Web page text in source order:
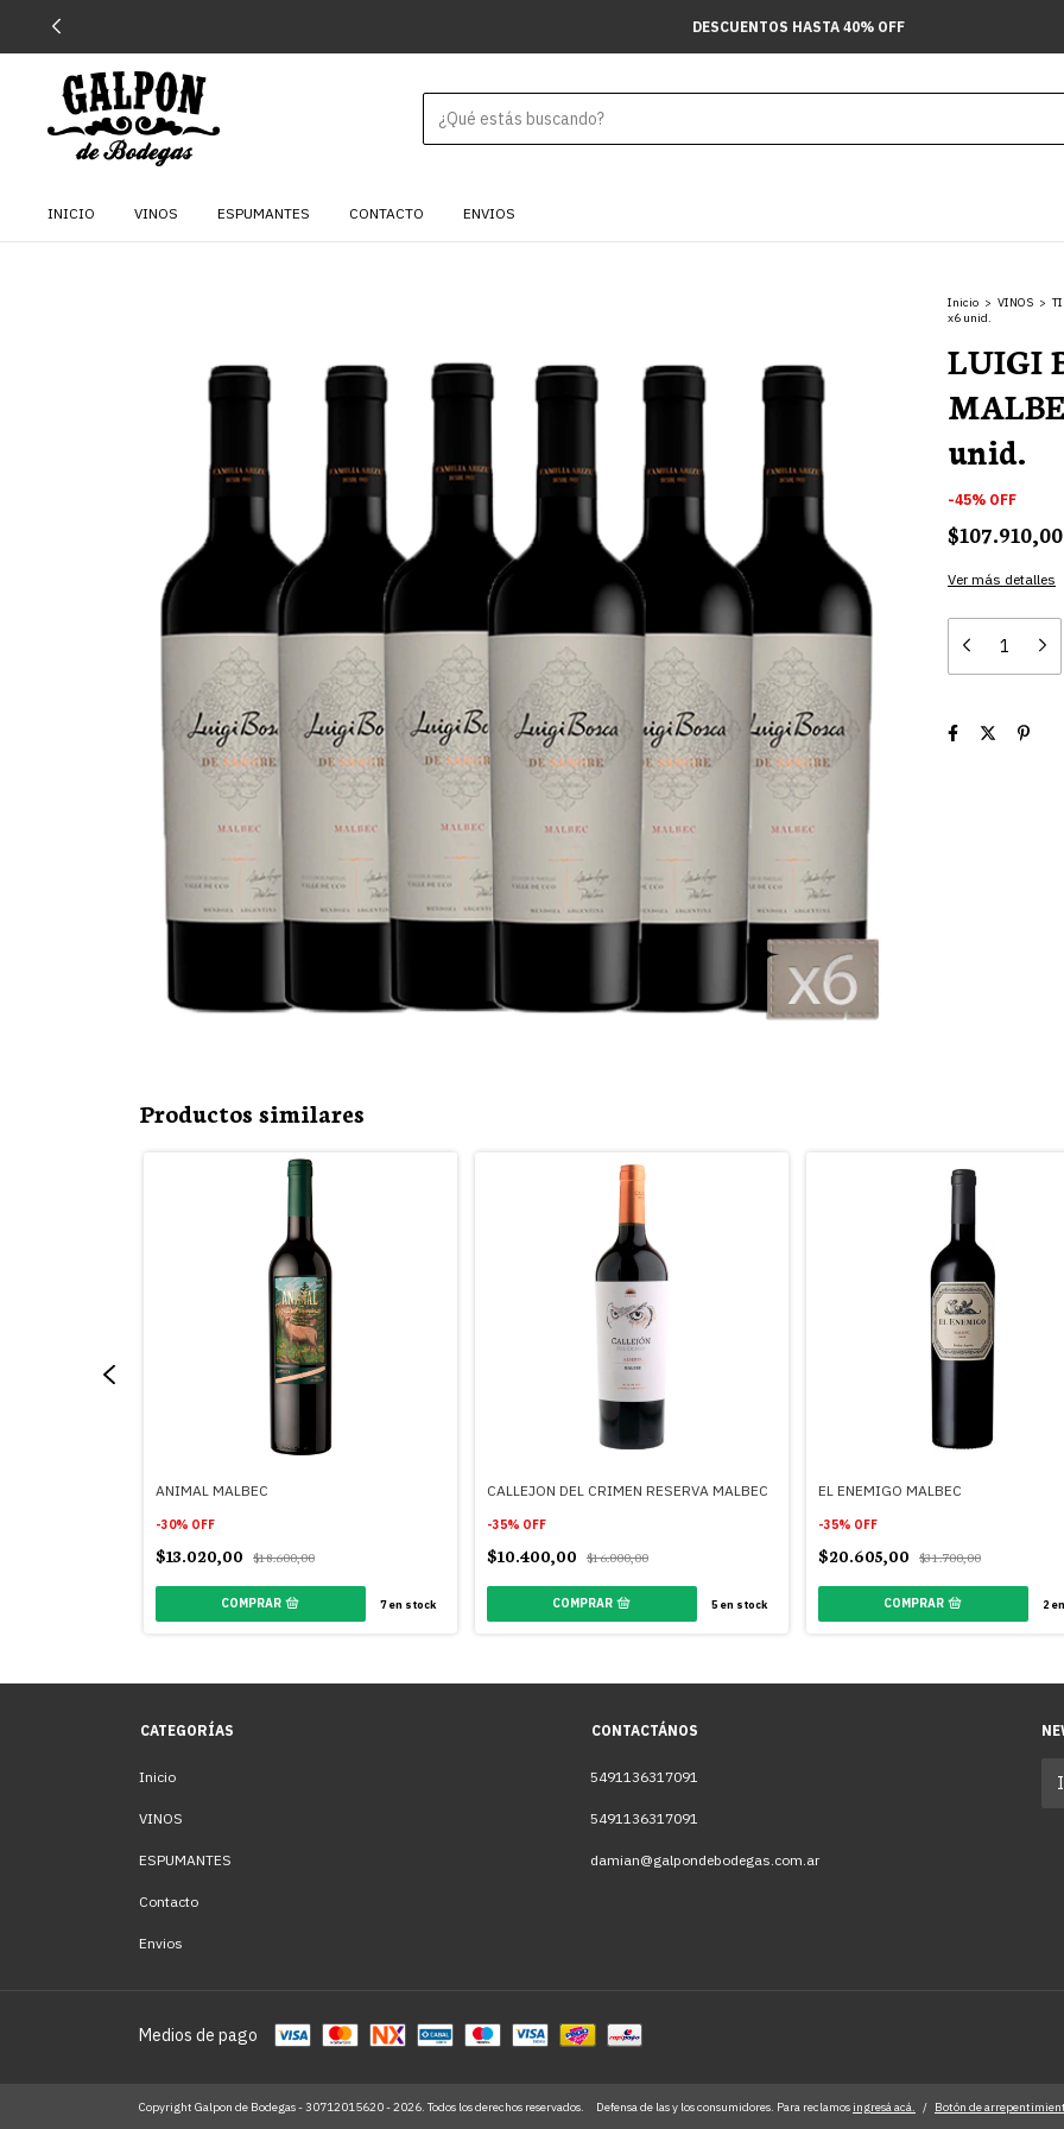
DESCUENTOS HASTA 40% OFF
INICIO VINOS ESPUMANTES CONTACTO ENVIOS
Inicio > VINOS >
x6 unid.
LUIGI
unid.
-45% OFF
$107.910,00
Ver más detalles
Productos similares
ANIMAL MALBEC
-30% OFF
$13.020,00 $18.600,00
7en stock
CALLEJON DEL CRIMEN RESERVA MALBEC
-35% OFF
$10.400,00 $16.000,00
5en stock
EL ENEMIGO MALBEC
-35% OFF
$20.605,00 $31.700,00
2
CATEGORÍAS
Inicio
VINOS
ESPUMANTES
Contacto
Envios
CONTACTÁNOS
5491136317091
5491136317091
damian@galpondebodegas.com.ar
Medios de pago
Copyright Galpon de Bodegas - 30712015620 - 2026. Todos los derechos reservados. Defensa de las y los consumidores. Para reclamos ingresá acá. / Botón de